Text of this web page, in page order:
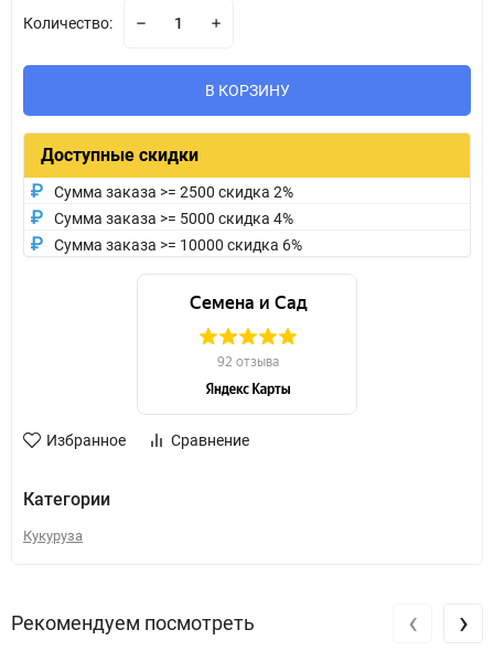
Количество:
В КОРЗИНУ
Доступные скидки
Сумма заказа >= 2500 скидка 2%
Сумма заказа >= 5000 скидка 4%
Сумма заказа >= 10000 скидка 6%
Избранное Сравнение
Категории
Кукуруза
Рекомендуем посмотреть ‹ ›